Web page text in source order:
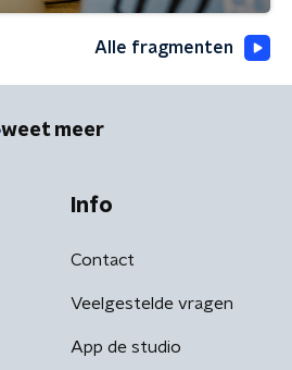
Alle fragmenten
weet meer
Info
Contact
Veelgestelde vragen
App de studio